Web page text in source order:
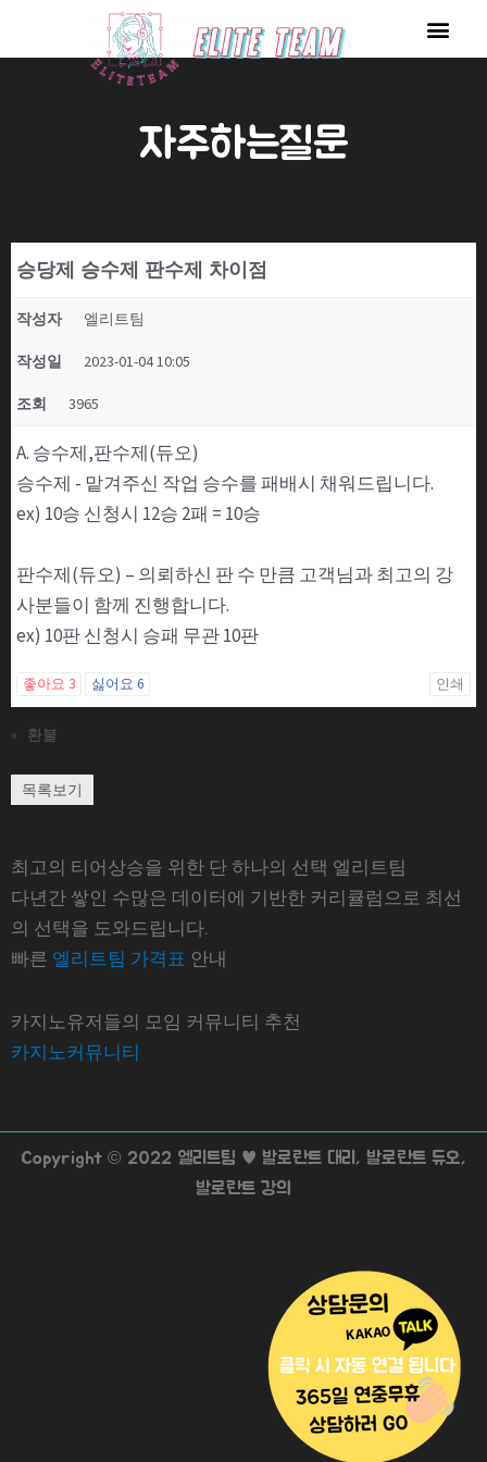
자주하는질문
승당제 승수제 판수제 차이점
작성자 엘리트팀
작성일 2023-01-04 10:05
조회 3965
A. 승수제,판수제(듀오)
승수제 - 맡겨주신 작업 승수를 패배시 채워드립니다.
ex) 10승 신청시 12승 2패 = 10승
판수제(듀오) – 의뢰하신 판 수 만큼 고객님과 최고의 강
사분들이 함께 진행합니다.
ex) 10판 신청시 승패 무관 10판
좋아요 3 싫어요 6 인쇄
« 환불
목록보기
최고의 티어상승을 위한 단 하나의 선택 엘리트팀
다년간 쌓인 수많은 데이터에 기반한 커리큘럼으로 최선
의 선택을 도와드립니다.
빠른 엘리트팀 가격표 안내
카지노유저들의 모임 커뮤니티 추천
카지노커뮤니티
Copyright © 2022 엘리트팀 ♥ 발로란트 대리, 발로란트 듀오,
발로란트 강의